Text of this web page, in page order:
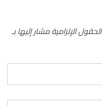
الحقول الإلزامية مشار إليها بـ